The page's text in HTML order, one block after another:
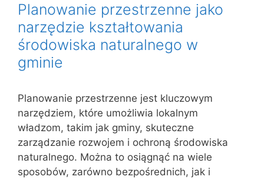
Planowanie przestrzenne jako
narzędzie kształtowania
środowiska naturalnego w
gminie
Planowanie przestrzenne jest kluczowym
narzędziem, które umożliwia lokalnym
władzom, takim jak gminy, skuteczne
zarządzanie rozwojem i ochroną środowiska
naturalnego. Można to osiągnąć na wiele
sposobów, zarówno bezpośrednich, jak i